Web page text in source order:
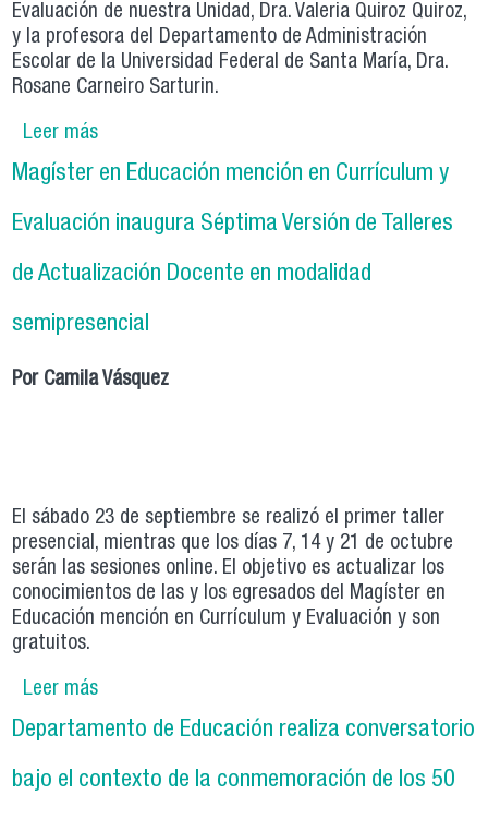
Evaluación de nuestra Unidad, Dra. Valeria Quiroz Quiroz,
y la profesora del Departamento de Administración
Escolar de la Universidad Federal de Santa María, Dra.
Rosane Carneiro Sarturin.
Leer mássobre Magíster en Educación mención en
Currículum y Evaluación da un paso más en la
internacionalización a través de su
participación en los cursos COIL
Magíster en Educación mención en Currículum y
Evaluación inaugura Séptima Versión de Talleres
de Actualización Docente en modalidad
semipresencial
Por Camila Vásquez
El sábado 23 de septiembre se realizó el primer taller
presencial, mientras que los días 7, 14 y 21 de octubre
serán las sesiones online. El objetivo es actualizar los
conocimientos de las y los egresados del Magíster en
Educación mención en Currículum y Evaluación y son
gratuitos.
Leer mássobre Magíster en Educación mención en
Currículum y Evaluación inaugura Séptima
Versión de Talleres de Actualización Docente en
modalidad semipresencial
Departamento de Educación realiza conversatorio
bajo el contexto de la conmemoración de los 50